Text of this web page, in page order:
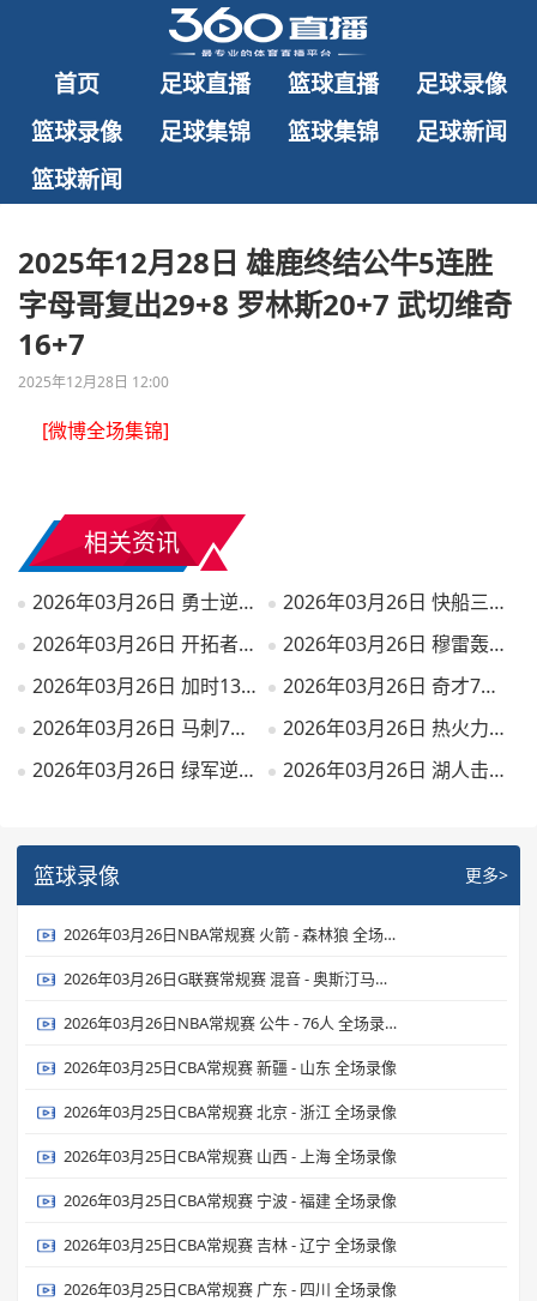
首页 足球直播 篮球直播
足球录像
篮球录像
足球集锦 篮球集锦
足球新闻
篮球新闻
2025年12月28日 雄鹿终结公牛5连胜
字母哥复出29+8 罗林斯20+7 武切维奇
16+7
2025年12月28日 12:00
[微博全场集锦]
相关资讯
2026年03月26日 勇士逆转送篮网9连败 桑托斯新高31分 波杰姆22+6 扎威19+6
2026年03月26日 快船三人20+轻取猛龙迎3连胜 伦纳德27+6 加兰24+6 莺哥18+6
2026年03月26日 开拓者7人上双大胜雄鹿 亨德森23分 罗林斯生涯新高36分
2026年03月26日 穆雷轰53分 约基奇23+21+19 掘金力克独行侠 弗拉格26+7+7
2026年03月26日 加时13-0反被15-0！火箭惜败森林狼 杜兰特22中9&丢绝平罚球
2026年03月26日 奇才7人上双大胜残阵爵士结束16连败 里斯26+17 贝利19投15分
2026年03月26日 马刺7人上双大胜灰熊 文班亚马19+15+3断7帽 卡斯尔15+9
2026年03月26日 热火力克骑士结束5连败！热巴17+10+7 多诺万·米切尔28+6
2026年03月26日 绿军逆转终结雷霆12连胜 SGA连续133场20+ 杰伦·布朗31+8+8
2026年03月26日 湖人击败步行者 东契奇43+6+7 詹姆斯23+9+9 海斯21+10
篮球录像 更多>
2026年03月26日NBA常规赛 火箭 - 森林狼 全场录像
2026年03月26日G联赛常规赛 混音 - 奥斯汀马刺 全场录像
2026年03月26日NBA常规赛 公牛 - 76人 全场录像
2026年03月25日CBA常规赛 新疆 - 山东 全场录像
2026年03月25日CBA常规赛 北京 - 浙江 全场录像
2026年03月25日CBA常规赛 山西 - 上海 全场录像
2026年03月25日CBA常规赛 宁波 - 福建 全场录像
2026年03月25日CBA常规赛 吉林 - 辽宁 全场录像
2026年03月25日CBA常规赛 广东 - 四川 全场录像